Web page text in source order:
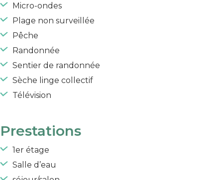
Micro-ondes
Plage non surveillée
Pêche
Randonnée
Sentier de randonnée
Sèche linge collectif
Télévision
Prestations
1er étage
Salle d’eau